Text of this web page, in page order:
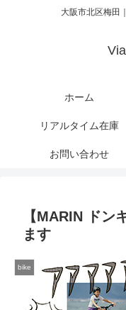
大阪市北区梅田
ホーム
リアルタイム在庫
お問い合わせ
【MARIN ドン
ます
bike